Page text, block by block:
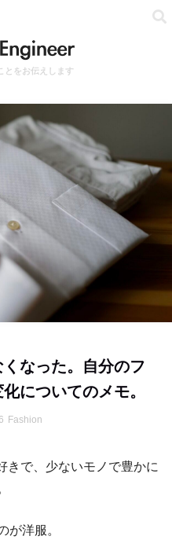
とをお伝えします
なった。自分のフ
についてのメモ。
Fashion
きで、少ないモノで豊かに
が洋服。